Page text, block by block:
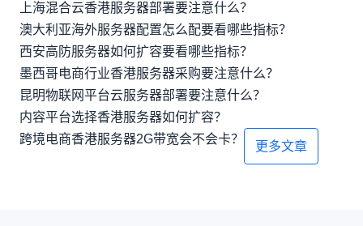
上海混合云香港服务器部署要注意什么？
澳大利亚海外服务器配置怎么配要看哪些指标？
西安高防服务器如何扩容要看哪些指标？
墨西哥电商行业香港服务器采购要注意什么？
昆明物联网平台云服务器部署要注意什么？
内容平台选择香港服务器如何扩容？
跨境电商香港服务器2G带宽会不会卡？
更多文章